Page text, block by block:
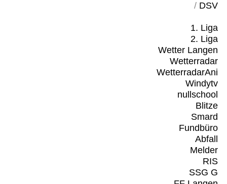
/ DSV
1. Liga
2. Liga
Wetter Langen
Wetterradar
WetterradarAni
Windytv
nullschool
Blitze
Smard
Fundbüro
Abfall
Melder
RIS
SSG G